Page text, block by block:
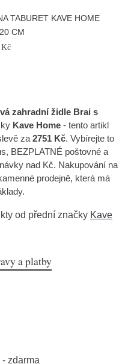
TABURET KAVE HOME
CM
Kč
zahradní židle Brai s
Kave Home - tento artikl
za 2751 Kč. Vybírejte to
BEZPLATNÉ poštovné a
nad Kč. Nakupování na
prodejně, která má
od přední značky Kave
a platby
zdarma